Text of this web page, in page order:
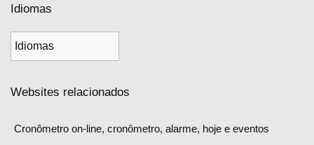
Idiomas
Websites relacionados
Cronômetro on-line, cronômetro, alarme, hoje e eventos